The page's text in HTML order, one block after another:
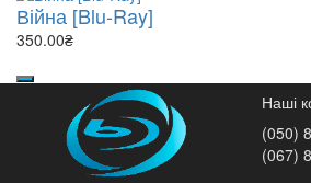
Війна [Blu-Ray]
350.00₴
Наші
(050)
(067)